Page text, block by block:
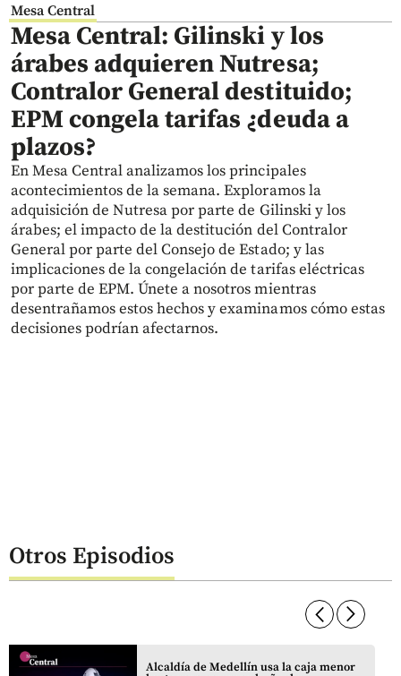
Mesa Central
Mesa Central: Gilinski y los
árabes adquieren Nutresa;
Contralor General destituido;
EPM congela tarifas ¿deuda a
plazos?
En Mesa Central analizamos los principales
acontecimientos de la semana. Exploramos la
adquisición de Nutresa por parte de Gilinski y los
árabes; el impacto de la destitución del Contralor
General por parte del Consejo de Estado; y las
implicaciones de la congelación de tarifas eléctricas
por parte de EPM. Únete a nosotros mientras
desentrañamos estos hechos y examinamos cómo estas
decisiones podrían afectarnos.
Otros Episodios
arrow_forward_ios
Alcaldía de Medellín usa la caja menor
arrow_forward_ios